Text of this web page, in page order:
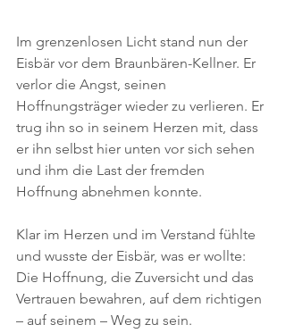
Im grenzenlosen Licht stand nun der
Eisbär vor dem Braunbären-Kellner. Er
verlor die Angst, seinen
Hoffnungsträger wieder zu verlieren. Er
trug ihn so in seinem Herzen mit, dass
er ihn selbst hier unten vor sich sehen
und ihm die Last der fremden
Hoffnung abnehmen konnte.
Klar im Herzen und im Verstand fühlte
und wusste der Eisbär, was er wollte:
Die Hoffnung, die Zuversicht und das
Vertrauen bewahren, auf dem richtigen
– auf seinem – Weg zu sein.